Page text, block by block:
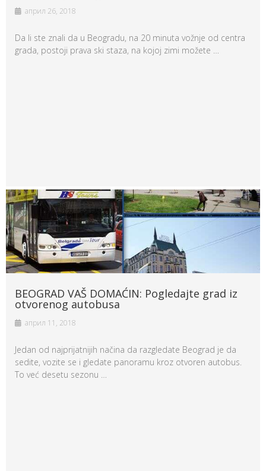
април 26, 2018
Da li ste znali da u Beogradu, na 20 minuta vožnje od centra
grada, postoji prava ski staza, na kojoj zimi možete …
BEOGRAD VAŠ DOMAĆIN: Pogledajte grad iz
otvorenog autobusa
април 11, 2018
Jedan od najprijatnijih načina da razgledate Beograd je da
sedite, vozite se i gledate panoramu kroz otvoren autobus.
To već desetu sezonu …